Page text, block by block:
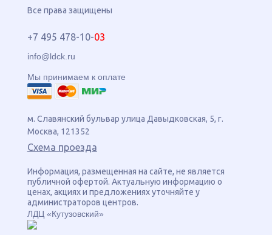
Все права защищены
+7 495 478-10-03
info@ldck.ru
Мы принимаем к оплате
м. Славянский бульвар улица Давыдковская, 5, г.
Москва, 121352
Схема проезда
Информация, размещенная на сайте, не является
публичной офертой. Актуальную информацию о
ценах, акциях и предложениях уточняйте у
администраторов центров.
ЛДЦ «Кутузовский»